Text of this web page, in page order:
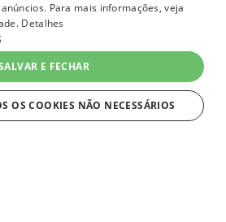
SEGURA
Para mais informações, veja
Detalhes
E FECHAR
OS COOKIES NÃO NECESSÁRIOS